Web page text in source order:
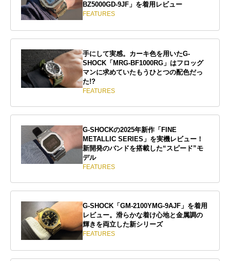
BZ5000GD-9JF」を着用レビュー
FEATURES
手にして実感。カーキ色を用いたG-
SHOCK「MRG-BF1000RG」はフロッグ
マンに求めていたもうひとつの配色だっ
た!?
FEATURES
G-SHOCKの2025年新作「FINE
METALLIC SERIES」を実機レビュー！
新開発のバンドを搭載した“スピード”モ
デル
FEATURES
G-SHOCK「GM-2100YMG-9AJF」を着用
レビュー。滑らかな着け心地と金属調の
輝きを両立した新シリーズ
FEATURES